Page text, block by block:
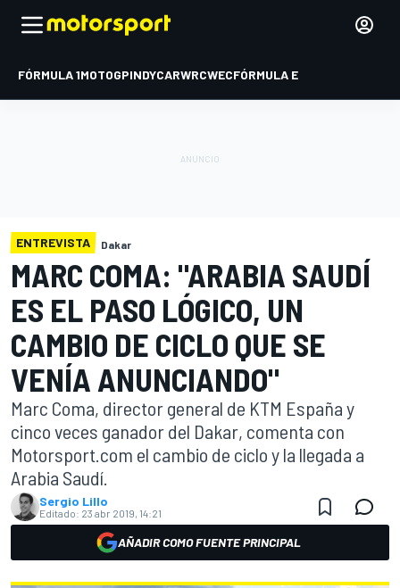
FÓRMULA 1MOTOGPINDYCARWRCWECFÓRMULA E
ENTREVISTA Dakar
MARC COMA: "ARABIA SAUDÍ
ES EL PASO LÓGICO, UN
CAMBIO DE CICLO QUE SE
VENÍA ANUNCIANDO"
Marc Coma, director general de KTM España y
cinco veces ganador del Dakar, comenta con
Motorsport.com el cambio de ciclo y la llegada a
Arabia Saudí.
Sergio Lillo
Editado: 23 abr 2019, 14:21
AÑADIR COMO FUENTE PRINCIPAL